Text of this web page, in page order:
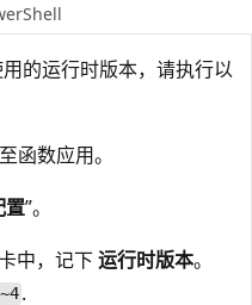
的运行时版本，请执行以
函数应用。
置”。
中，记下运行时版本。
~4 .